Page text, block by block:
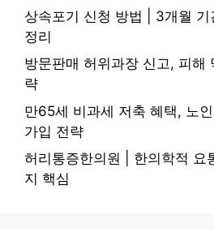
상속포기 신청 방법 | 3개월 기
정리
방문판매 허위과장 신고, 피해
략
만65세 비과세 저축 혜택, 노
가입 전략
허리통증한의원 | 한의학적 요
지 핵심